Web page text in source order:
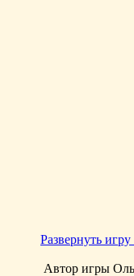
Развернуть
Автор игры